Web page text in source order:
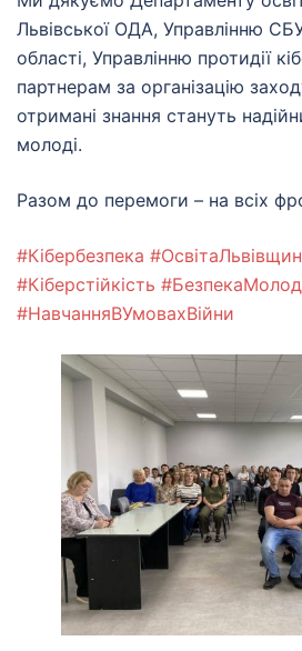
Львівської ОДА, Управлінню
області, Управлінню протидії
партнерам за організацію
отримані знання стануть
молоді.
Разом до перемоги – на всіх
#Кібербезпека
#Кіберстійкість
#НавчанняВУмовахВійни